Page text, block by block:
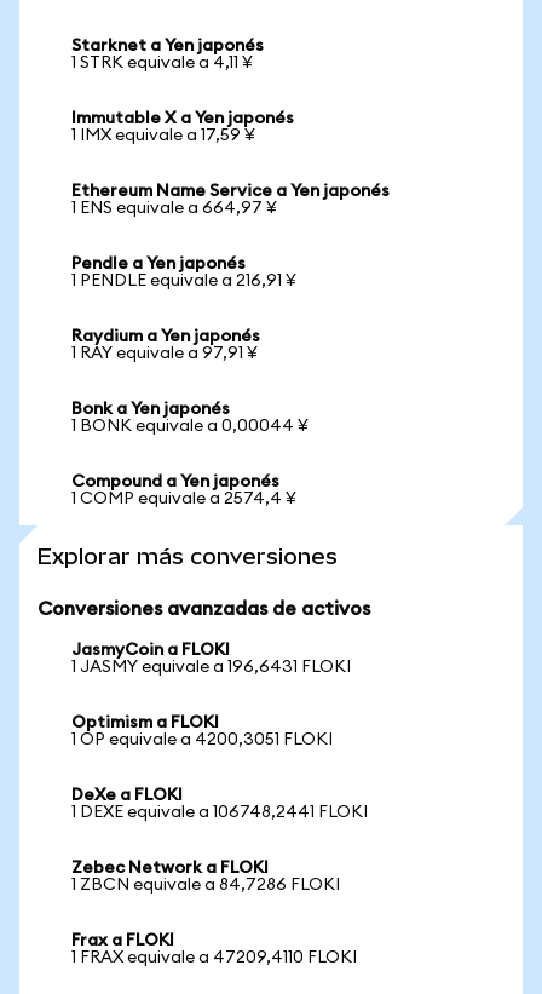
Starknet a Yen japonés
1 STRK equivale a 4,11 ¥
Immutable X a Yen japonés
1 IMX equivale a 17,59 ¥
Ethereum Name Service a Yen japonés
1 ENS equivale a 664,97 ¥
Pendle a Yen japonés
1 PENDLE equivale a 216,91 ¥
Raydium a Yen japonés
1 RAY equivale a 97,91 ¥
Bonk a Yen japonés
1 BONK equivale a 0,00044 ¥
Compound a Yen japonés
1 COMP equivale a 2574,4 ¥
Explorar más conversiones
Conversiones avanzadas de activos
JasmyCoin a FLOKI
1 JASMY equivale a 196,6431 FLOKI
Optimism a FLOKI
1 OP equivale a 4200,3051 FLOKI
DeXe a FLOKI
1 DEXE equivale a 106748,2441 FLOKI
Zebec Network a FLOKI
1 ZBCN equivale a 84,7286 FLOKI
Frax a FLOKI
1 FRAX equivale a 47209,4110 FLOKI